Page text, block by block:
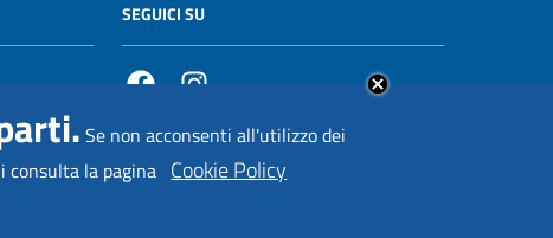
SEGUICI SU
Facebook https://www.instagram.com/
Se non acconsenti all'utilizzo dei
consulta la pagina Cookie Policy